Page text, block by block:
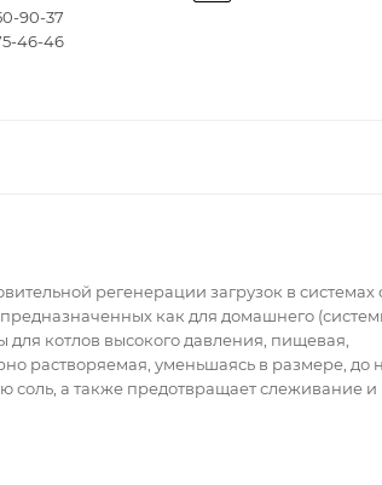
90-37
46-46
регенерации загрузок в системах
как для домашнего
котлов высокого давления, пищевая,
растворяемая, уменьшаясь в размере, до
соль, а также предотвращает слеживание и